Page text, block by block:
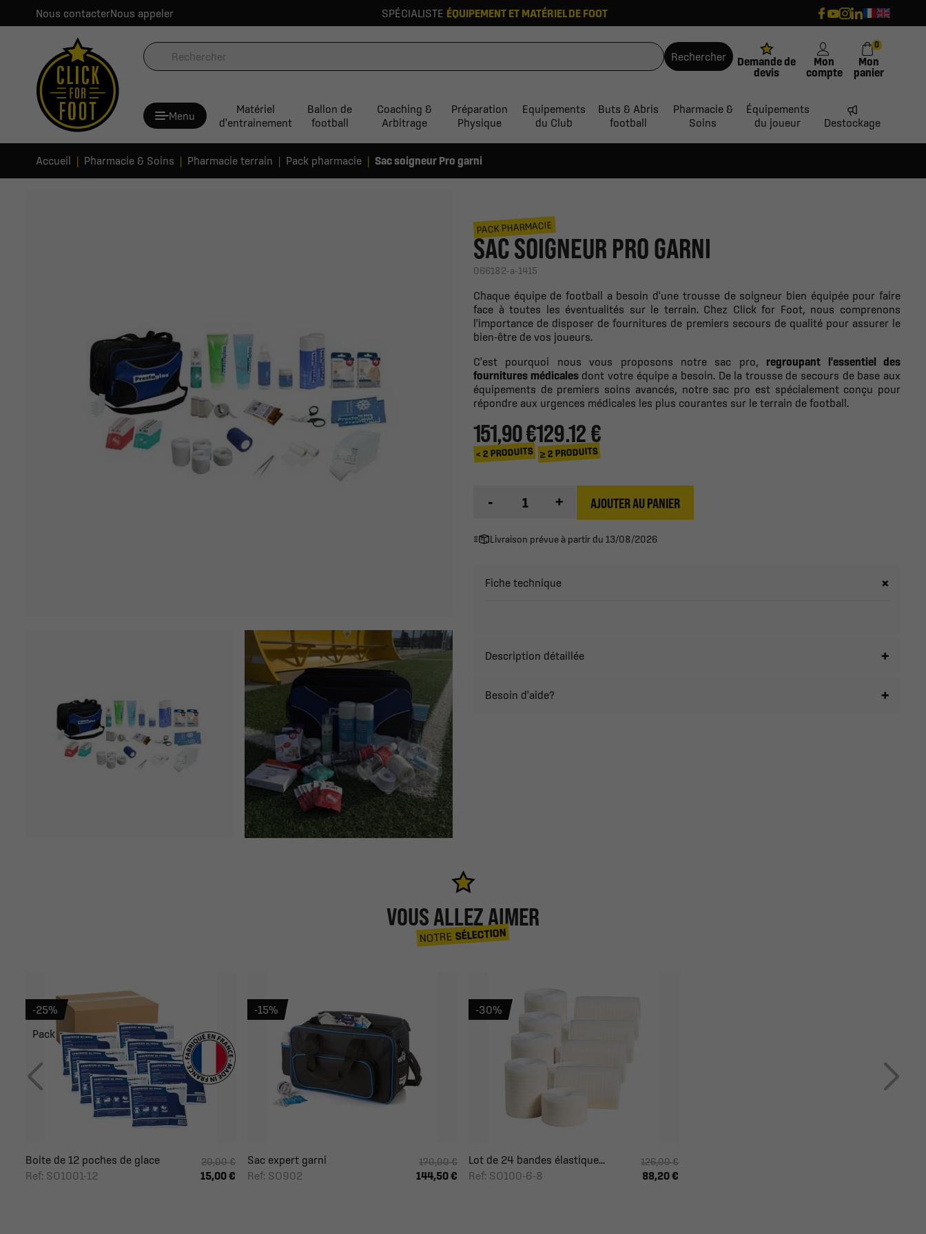
Nous contacterNous appeler SPÉCIALISTE ÉQUIPEMENT ET MATÉRIEL DE FOOT
Rechercher
Demande de
devis
Mon
compte
Mon
panier
0
Menu
Matériel
d'entrainement
Ballon de
football
Coaching &
Arbitrage
Préparation
Physique
Equipements
du Club
Buts & Abris
football
Pharmacie &
Soins
Équipements
du joueur
Destockage
Accueil Pharmacie & Soins Pharmacie terrain Pack pharmacie Sac soigneur Pro garni
PACK PHARMACIE
SAC SOIGNEUR PRO GARNI
066182-a-1415
Chaque équipe de football a besoin d'une trousse de soigneur bien équipée pour faire
face à toutes les éventualités sur le terrain. Chez Click for Foot, nous comprenons
l'importance de disposer de fournitures de premiers secours de qualité pour assurer le
bien-être de vos joueurs.
C'est pourquoi nous vous proposons notre sac pro, regroupant l'essentiel des
fournitures médicalesdont votre équipe a besoin. De la trousse de secours de base aux
équipements de premiers soins avancés, notre sac pro est spécialement conçu pour
répondre aux urgences médicales les plus courantes sur le terrain de football.
151,90 €
< 2 PRODUITS
129.12 €
≥ 2 PRODUITS
- + AJOUTER AU PANIER
Livraison prévue à partir du 13/08/2026
Fiche technique
Description détaillée
Besoin d'aide?
VOUS ALLEZ AIMER
NOTRESÉLECTION
Boite de 12 poches de glace
Ref: SO1001-12
20,00 €
15,00 €
-25%
Pack
Sac expert garni
Ref: SO902
170,00 €
144,50 €
-15%
Lot de 24 bandes élastique...
Ref: SO100-6-8
126,00 €
88,20 €
-30%